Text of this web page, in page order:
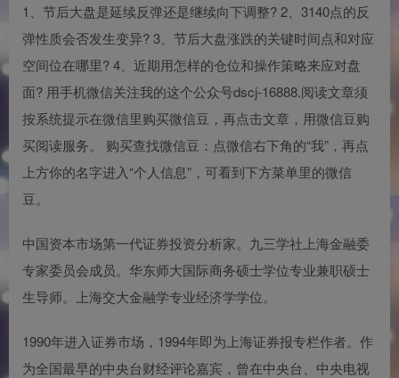
1、节后大盘是延续反弹还是继续向下调整? 2、3140点的反
弹性质会否发生变异? 3、节后大盘涨跌的关键时间点和对应
空间位在哪里? 4、近期用怎样的仓位和操作策略来应对盘
面? 用手机微信关注我的这个公众号dscj-16888.阅读文章须
按系统提示在微信里购买微信豆，再点击文章，用微信豆购
买阅读服务。 购买查找微信豆：点微信右下角的“我”，再点
上方你的名字进入“个人信息”，可看到下方菜单里的微信
豆。
中国资本市场第一代证券投资分析家。九三学社上海金融委
专家委员会成员。华东师大国际商务硕士学位专业兼职硕士
生导师。上海交大金融学专业经济学学位。
1990年进入证券市场，1994年即为上海证券报专栏作者。作
为全国最早的中央台财经评论嘉宾，曾在中央台、中央电视